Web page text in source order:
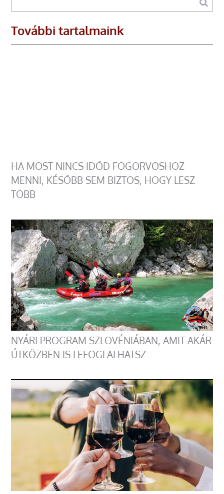
További tartalmaink
HA MOST NINCS IDŐD FOGORVOSHOZ
MENNI, KÉSŐBB SEM BIZTOS, HOGY LESZ
TÖBB
NYÁRI PROGRAM SZLOVÉNIÁBAN, AMIT AKÁR
ÚTKÖZBEN IS LEFOGLALHATSZ